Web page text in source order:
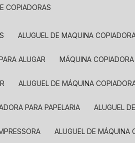
COPIADORAS
ALUGUEL DE MAQUINA
ALUGAR MÁQUINA
ALUGUEL DE MÁQUINA
PARA PAPELARIA ALUGUEL
ALUGUEL DE